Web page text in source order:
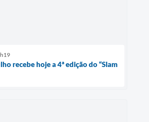
recebe hoje a 4ª edição do “Slam